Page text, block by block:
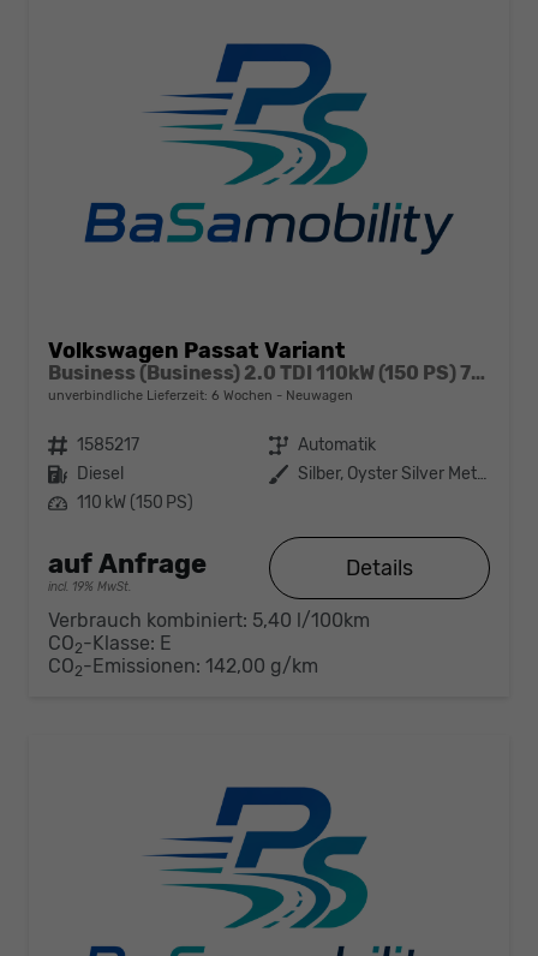
Volkswagen Passat Variant
Business (Business) 2.0 TDI 110kW (150 PS) 7-Gang DSG
unverbindliche Lieferzeit: 6 Wochen Neuwagen
Fahrzeugnr. 1585217 Getriebe Automatik
Kraftstoff Diesel Außenfarbe
Silber, Oyster Silver Metallic (F0)
Leistung 110 kW (150 PS)
auf Anfrage
incl. 19% MwSt.
Details
Verbrauch kombiniert: 5,40 l/100km
CO2-Klasse: E
CO2-Emissionen: 142,00 g/km